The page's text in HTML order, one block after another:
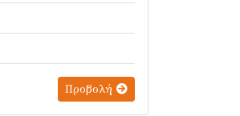
Προβολή